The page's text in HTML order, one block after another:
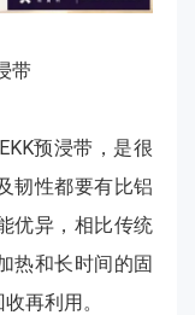
带
预浸带，是很
韧性都要有比铝
优异，相比传统
热和长时间的固
再利用。